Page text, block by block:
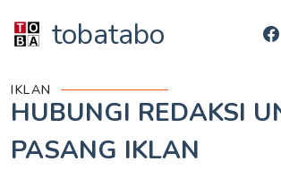
tobatabo
IKLAN
HUBUNGI REDAKSI
PASANG IKLAN